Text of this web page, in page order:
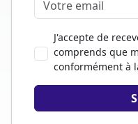
J'accepte de
comprends que
conformément à